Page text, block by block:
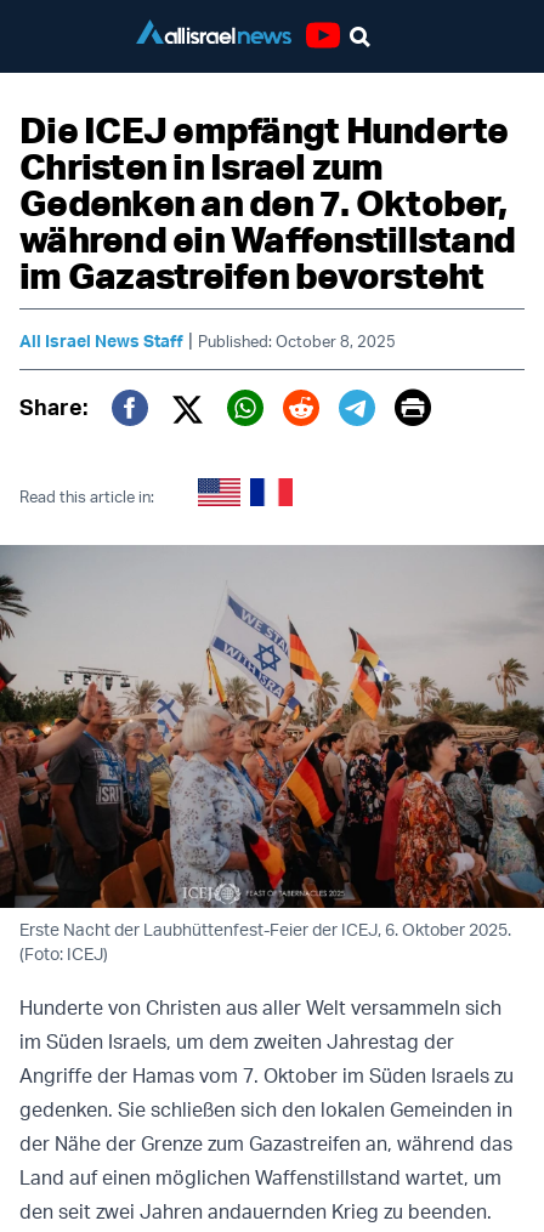
Die ICEJ empfängt Hunderte
Christen in Israel zum
Gedenken an den 7. Oktober,
während ein Waffenstillstand
im Gazastreifen bevorsteht
All Israel News Staff | Published: October 8, 2025
Share:
Twitter (X)
Print
Read this article in:
Erste Nacht der Laubhüttenfest-Feier der ICEJ, 6. Oktober 2025.
(Foto: ICEJ)
Hunderte von Christen aus aller Welt versammeln sich
im Süden Israels, um dem zweiten Jahrestag der
Angriffe der Hamas vom 7. Oktober im Süden Israels zu
gedenken. Sie schließen sich den lokalen Gemeinden in
der Nähe der Grenze zum Gazastreifen an, während das
Land auf einen möglichen Waffenstillstand wartet, um
den seit zwei Jahren andauernden Krieg zu beenden.